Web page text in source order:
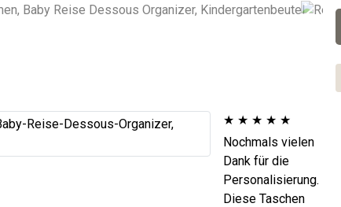
★ ★ ★ ★ ★
Nochmals vielen
Dank für die
Personalisierung.
Diese Taschen